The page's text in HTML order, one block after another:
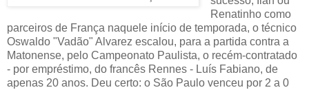
Renatinho como
parceiros de França naquele início de temporada, o técnico
Oswaldo "Vadão" Alvarez escalou, para a partida contra a
Matonense, pelo Campeonato Paulista, o recém-contratado
- por empréstimo, do francês Rennes - Luís Fabiano, de
apenas 20 anos. Deu certo: o São Paulo venceu por 2 a 0